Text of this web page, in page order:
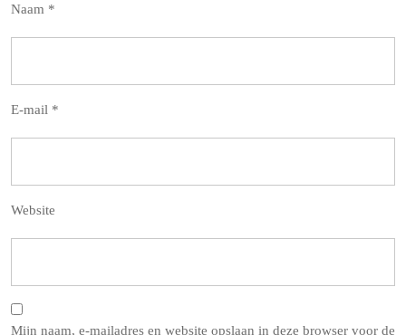
Naam *
E-mail *
Website
Mijn naam, e-mailadres en website opslaan in deze browser voor de